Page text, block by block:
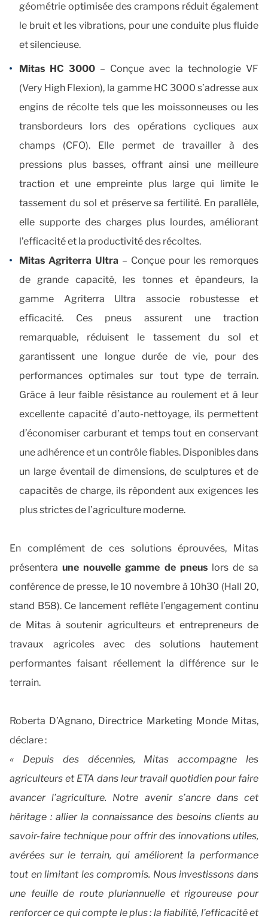
géométrie optimisée des crampons réduit également
le bruit et les vibrations, pour une conduite plus fluide
et silencieuse.
Mitas HC 3000 – Conçue avec la technologie VF
(Very High Flexion), la gamme HC 3000 s’adresse aux
engins de récolte tels que les moissonneuses ou les
transbordeurs lors des opérations cycliques aux
champs (CFO). Elle permet de travailler à des
pressions plus basses, offrant ainsi une meilleure
traction et une empreinte plus large qui limite le
tassement du sol et préserve sa fertilité. En parallèle,
elle supporte des charges plus lourdes, améliorant
l’efficacité et la productivité des récoltes.
Mitas Agriterra Ultra – Conçue pour les remorques
de grande capacité, les tonnes et épandeurs, la
gamme Agriterra Ultra associe robustesse et
efficacité. Ces pneus assurent une traction
remarquable, réduisent le tassement du sol et
garantissent une longue durée de vie, pour des
performances optimales sur tout type de terrain.
Grâce à leur faible résistance au roulement et à leur
excellente capacité d’auto-nettoyage, ils permettent
d’économiser carburant et temps tout en conservant
une adhérence et un contrôle fiables. Disponibles dans
un large éventail de dimensions, de sculptures et de
capacités de charge, ils répondent aux exigences les
plus strictes de l’agriculture moderne.
En complément de ces solutions éprouvées, Mitas
présenteraune nouvelle gamme de pneuslors de sa
conférence de presse, le 10 novembre à 10h30 (Hall 20,
stand B58). Ce lancement reflète l’engagement continu
de Mitas à soutenir agriculteurs et entrepreneurs de
travaux agricoles avec des solutions hautement
performantes faisant réellement la différence sur le
terrain.
Roberta D’Agnano, Directrice Marketing Monde Mitas,
déclare :
« Depuis des décennies, Mitas accompagne les
agriculteurs et ETA dans leur travail quotidien pour faire
avancer l’agriculture. Notre avenir s’ancre dans cet
héritage : allier la connaissance des besoins clients au
savoir-faire technique pour offrir des innovations utiles,
avérées sur le terrain, qui améliorent la performance
tout en limitant les compromis. Nous investissons dans
une feuille de route pluriannuelle et rigoureuse pour
renforcer ce qui compte le plus : la fiabilité, l’efficacité et